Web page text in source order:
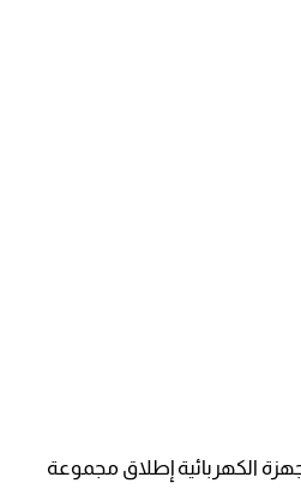
الكهربائية إطلاق مجموعة